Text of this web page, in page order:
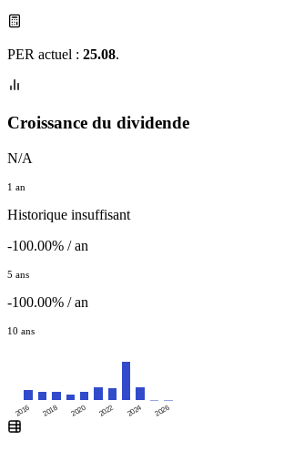
PER actuel : 25.08.
Croissance du dividende
N/A
1 an
Historique insuffisant
-100.00% / an
5 ans
-100.00% / an
10 ans
2016 2018 2020 2022 2024 2026